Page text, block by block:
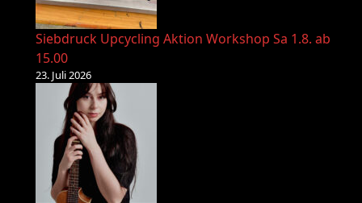
Siebdruck Upcycling Aktion Workshop Sa 1.8. ab
15.00
23. Juli 2026